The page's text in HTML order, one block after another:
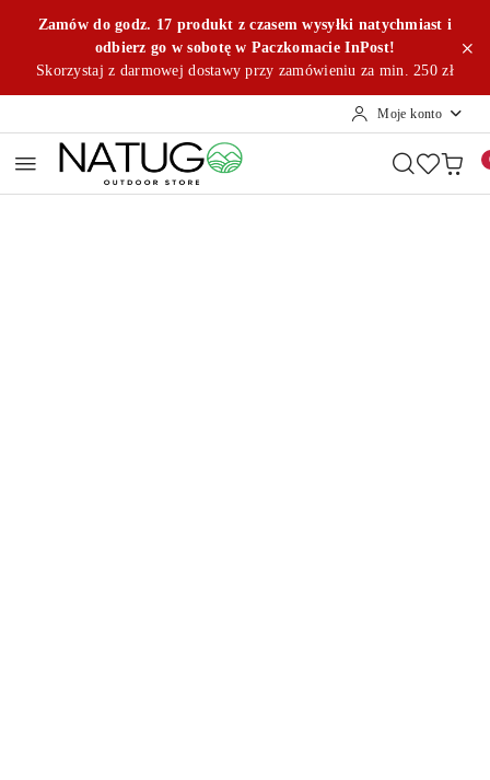
Przejdź do treści głównej
Przejdź do wyszukiwarki
Przejdź do moje konto
Przejdź do menu głównego
Przejdź do opisu produktu
Przejdź do stopki
Zamów do godz. 17 produkt z czasem wysyłki natychmiast i
odbierz go w sobotę w Paczkomacie InPost!
Skorzystaj z darmowej dostawy przy zamówieniu za min. 250 zł
Moje konto